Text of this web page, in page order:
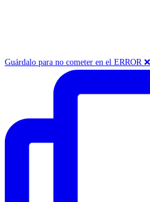
Guárdalo para no cometer en el ERROR